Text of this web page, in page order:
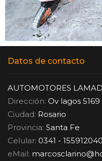
Datos de contacto
AUTOMOTORES
Dirección: Ov lagos 5169
Ciudad: Rosario
Provincia: Santa Fe
Celular: 0341 - 155912040
eMail: marcosclarino@